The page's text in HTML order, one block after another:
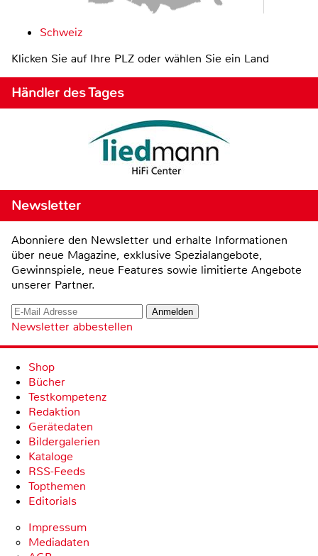
Schweiz
Klicken Sie auf Ihre PLZ oder wählen Sie ein Land
Händler des Tages
Newsletter
Abonniere den Newsletter und erhalte Informationen
über neue Magazine, exklusive Spezialangebote,
Gewinnspiele, neue Features sowie limitierte Angebote
unserer Partner.
Newsletter abbestellen
Shop
Bücher
Testkompetenz
Redaktion
Gerätedaten
Bildergalerien
Kataloge
RSS-Feeds
Topthemen
Editorials
Impressum
Mediadaten